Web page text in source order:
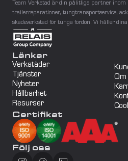
Team Verkstad är din pålitliga partner inom
trailerreparationer, tungtransportservice,
skadeverkstad för tunga fordon. Vi håller
Länkar
Verkstäder
Tjänster
Nyheter
Hållbarhet
Resurser
Om
Certifikat
Följ oss